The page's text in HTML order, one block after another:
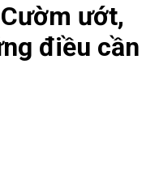
ướt,
điều cần